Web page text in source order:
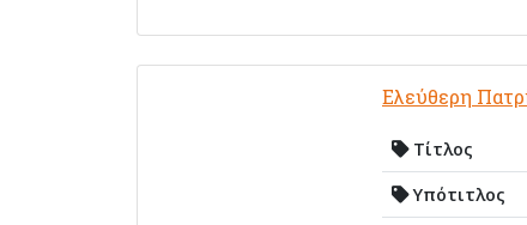
Ελεύθερη
Τίτλος
Υπότιτλος